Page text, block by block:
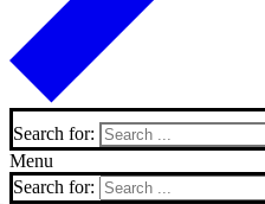
Search for:
Menu
Search for: